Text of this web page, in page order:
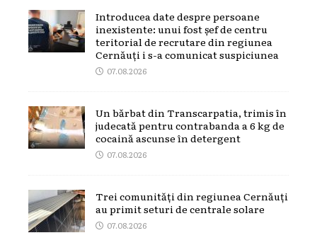
Introducea date despre persoane
inexistente: unui fost șef de centru
teritorial de recrutare din regiunea
Cernăuți i s-a comunicat suspiciunea
07.08.2026
Un bărbat din Transcarpatia, trimis în
judecată pentru contrabanda a 6 kg de
cocaină ascunse în detergent
07.08.2026
Trei comunități din regiunea Cernăuți
au primit seturi de centrale solare
07.08.2026